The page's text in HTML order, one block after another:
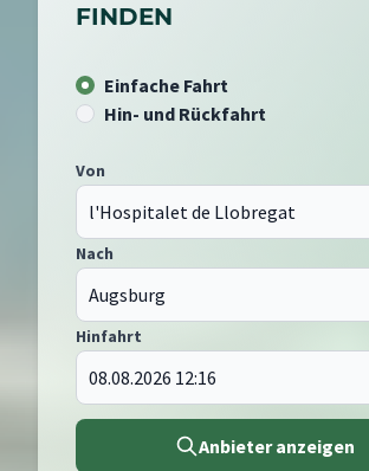
FINDEN
Einfache Fahrt
Hin- und Rückfahrt
Von
Nach
Hinfahrt
Anbieter anzeigen